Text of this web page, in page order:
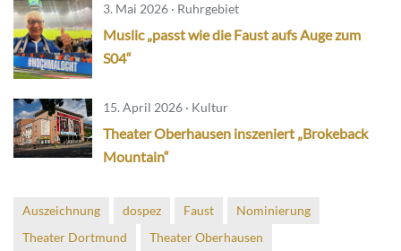
3. Mai 2026 · Ruhrgebiet
Muslic „passt wie die Faust aufs Auge zum
S04“
15. April 2026 · Kultur
Theater Oberhausen inszeniert „Brokeback
Mountain“
Auszeichnung dospez Faust
Nominierung
Theater Dortmund
Theater Oberhausen